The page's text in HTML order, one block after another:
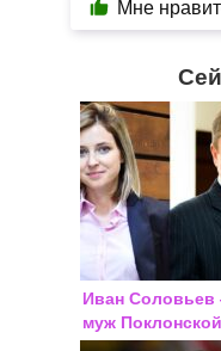
Мне
Иван
муж
биография,